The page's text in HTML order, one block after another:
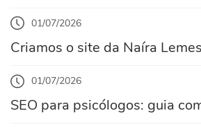
01/07/2026
Criamos o site da Naíra
01/07/2026
SEO para psicólogos: guia